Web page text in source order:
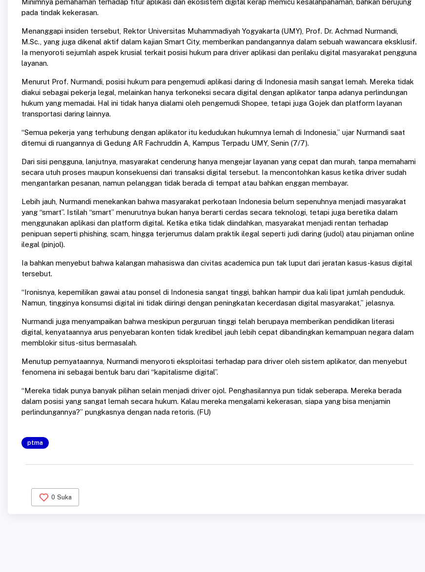
Minimnya pemahaman terhadap fitur aplikasi dan ekosistem digital kerap memicu kesalahpahaman, bahkan berujung
pada tindak kekerasan.
Menanggapi insiden tersebut, Rektor Universitas Muhammadiyah Yogyakarta (UMY), Prof. Dr. Achmad Nurmandi,
M.Sc., yang juga dikenal aktif dalam kajian Smart City, memberikan pandangannya dalam sebuah wawancara eksklusif.
Ia menyoroti sejumlah aspek krusial terkait posisi hukum para driver aplikasi dan perilaku digital masyarakat pengguna
layanan.
Menurut Prof. Nurmandi, posisi hukum para pengemudi aplikasi daring di Indonesia masih sangat lemah. Mereka tidak
diakui sebagai pekerja legal, melainkan hanya terkoneksi secara digital dengan aplikator tanpa adanya perlindungan
hukum yang memadai. Hal ini tidak hanya dialami oleh pengemudi Shopee, tetapi juga Gojek dan platform layanan
transportasi daring lainnya.
“Semua pekerja yang terhubung dengan aplikator itu kedudukan hukumnya lemah di Indonesia,” ujar Nurmandi saat
ditemui di ruangannya di Gedung AR Fachruddin A, Kampus Terpadu UMY, Senin (7/7).
Dari sisi pengguna, lanjutnya, masyarakat cenderung hanya mengejar layanan yang cepat dan murah, tanpa memahami
secara utuh proses maupun konsekuensi dari transaksi digital tersebut. Ia mencontohkan kasus ketika driver sudah
mengantarkan pesanan, namun pelanggan tidak berada di tempat atau bahkan enggan membayar.
Lebih jauh, Nurmandi menekankan bahwa masyarakat perkotaan Indonesia belum sepenuhnya menjadi masyarakat
yang “smart”. Istilah “smart” menurutnya bukan hanya berarti cerdas secara teknologi, tetapi juga beretika dalam
menggunakan aplikasi dan platform digital. Ketika etika tidak diindahkan, masyarakat menjadi rentan terhadap
penipuan seperti phishing, scam, hingga terjerumus dalam praktik ilegal seperti judi daring (judol) atau pinjaman online
ilegal (pinjol).
Ia bahkan menyebut bahwa kalangan mahasiswa dan civitas academica pun tak luput dari jeratan kasus-kasus digital
tersebut.
“Ironisnya, kepemilikan gawai atau ponsel di Indonesia sangat tinggi, bahkan hampir dua kali lipat jumlah penduduk.
Namun, tingginya konsumsi digital ini tidak diiringi dengan peningkatan kecerdasan digital masyarakat,” jelasnya.
Nurmandi juga menyampaikan bahwa meskipun perguruan tinggi telah berupaya memberikan pendidikan literasi
digital, kenyataannya arus penyebaran konten tidak kredibel jauh lebih cepat dibandingkan kemampuan negara dalam
memblokir situs-situs bermasalah.
Menutup pernyataannya, Nurmandi menyoroti eksploitasi terhadap para driver oleh sistem aplikator, dan menyebut
fenomena ini sebagai bentuk baru dari “kapitalisme digital”.
“Mereka tidak punya banyak pilihan selain menjadi driver ojol. Penghasilannya pun tidak seberapa. Mereka berada
dalam posisi yang sangat lemah secara hukum. Kalau mereka mengalami kekerasan, siapa yang bisa menjamin
perlindungannya?” pungkasnya dengan nada retoris. (FU)
ptma
0 Suka